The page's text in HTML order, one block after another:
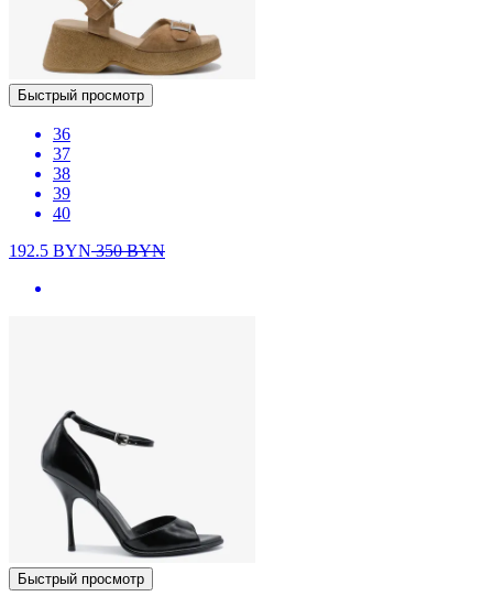
Быстрый просмотр
36
37
38
39
40
192.5 BYN350BYN
Быстрый просмотр